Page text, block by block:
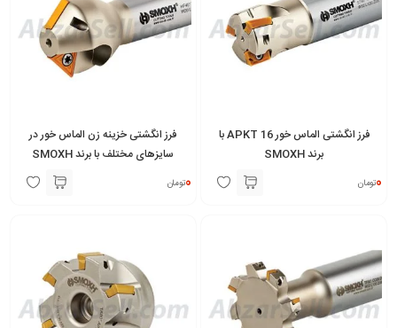
فرز انگشتی الماس خور APKT 16 با
برند SMOXH
0تومان
فرز انگشتی خزینه زن الماس خور در
سایزهای مختلف با برند SMOXH
0تومان